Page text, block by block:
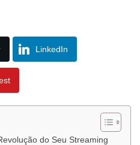
LinkedIn
do Seu Streaming